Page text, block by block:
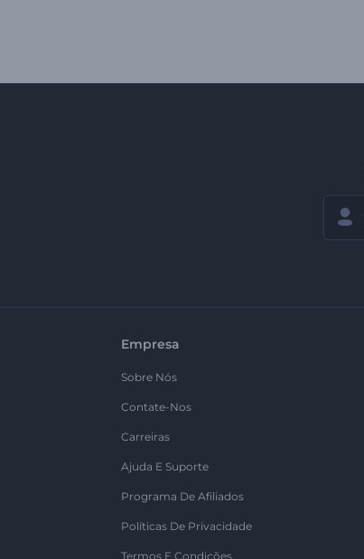
Empresa
Sobre Nós
Contate-Nos
Carreiras
Ajuda E Suporte
Programa De Afiliados
Políticas De Privacidade
Termos E Condições